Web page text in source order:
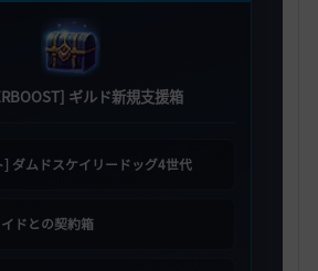
ギルド新規支援箱
] ダムドスケイリードッグ4世代
ドとの契約箱